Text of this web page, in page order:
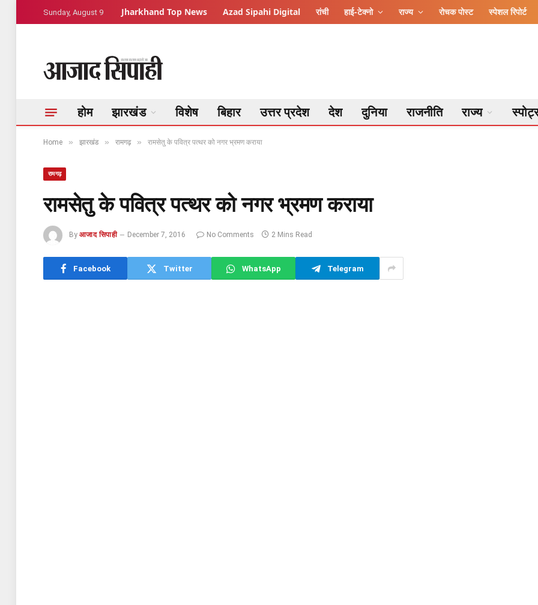
Sunday, August 9 Jharkhand Top News Azad Sipahi Digital रांची हाई-टेक्नो राज्य रोचक पोस्ट स्पेशल रिपोर्ट
होम झारखंड विशेष बिहार उत्तर प्रदेश देश दुनिया राजनीति राज्य
Home » झारखंड » रामगढ़ » रामसेतु के पवित्र पत्थर को नगर भ्रमण कराया
रामगढ़
रामसेतु के पवित्र पत्थर को नगर भ्रमण कराया
By आजाद सिपाही December 7, 2016 No Comments 2 Mins Read
Facebook Twitter WhatsApp Telegram